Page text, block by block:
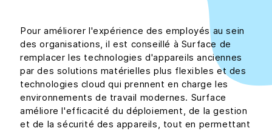
Pour améliorer l'expérience des employés au sein
des organisations, il est conseillé à Surface de
remplacer les technologies d'appareils anciennes
par des solutions matérielles plus flexibles et des
technologies cloud qui prennent en charge les
environnements de travail modernes. Surface
améliore l'efficacité du déploiement, de la gestion
et de la sécurité des appareils, tout en permettant